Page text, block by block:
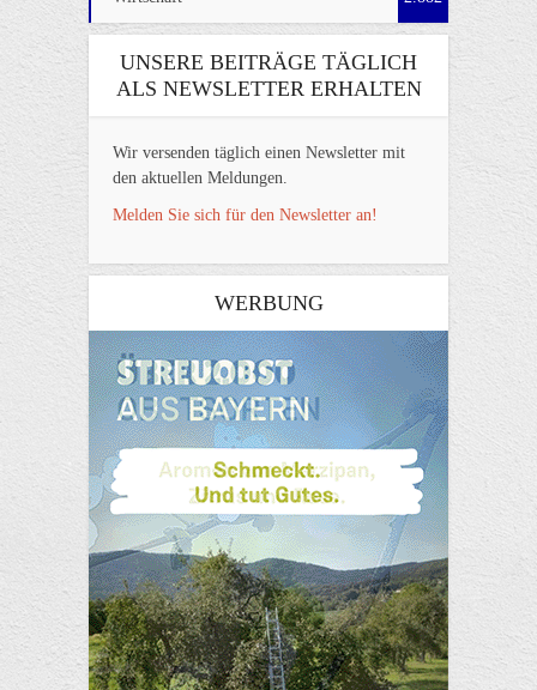
UNSERE BEITRÄGE TÄGLICH
ALS NEWSLETTER ERHALTEN
Wir versenden täglich einen Newsletter mit
den aktuellen Meldungen.
Melden Sie sich für den Newsletter an!
WERBUNG